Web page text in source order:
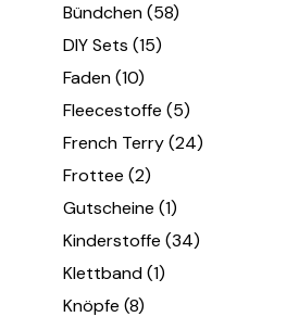
Bündchen (58)
DIY Sets (15)
Faden (10)
Fleecestoffe (5)
French Terry (24)
Frottee (2)
Gutscheine (1)
Kinderstoffe (34)
Klettband (1)
Knöpfe (8)